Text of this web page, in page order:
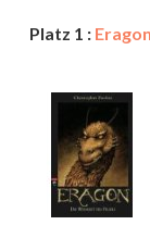
Platz 1 :